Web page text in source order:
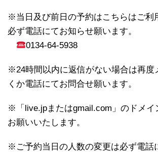
※当日及び前日の予約はこちらはご利
必ず電話にてお知らせ願います。
0134-64-5938
※24時間以内に返信がない場合は再度
くか電話にてお問合せ願います。
※「live.jpまたはgmail.com」のドメイ
お願いいたします。
※ご予約当日の人数の変更は必ず電話